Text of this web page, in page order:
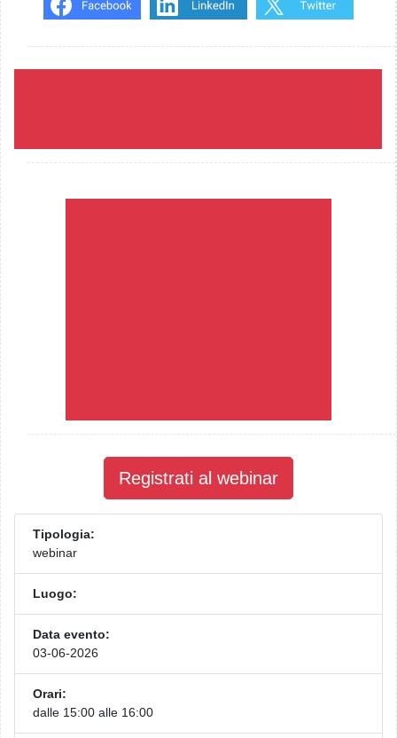
Registrati al webinar
Tipologia:
webinar
Luogo:
Data evento:
03-06-2026
Orari:
dalle 15:00 alle 16:00